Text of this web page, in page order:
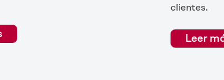
clientes.
Leer